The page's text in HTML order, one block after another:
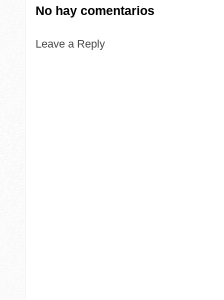
No hay comentarios
Leave a Reply